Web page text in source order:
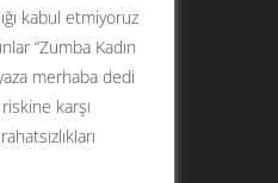
kabul etmiyoruz
“Zumba Kadın
merhaba dedi
riskine karşı